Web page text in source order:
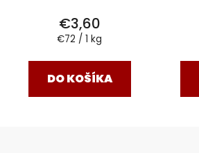
€3,60
Jednotková
€72 / 1 kg
DO KOŠÍKA